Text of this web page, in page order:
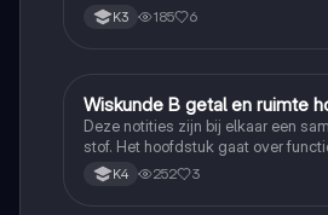
K3 185 6
Wiskunde B
Wiskunde B getal en ruimte
Deze notities zijn bij elkaar een
stof. Het hoofdstuk gaat over
K4 252 3